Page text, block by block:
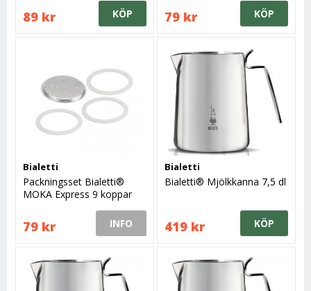
89 kr KÖP 79 kr KÖP
Bialetti
Packningsset Bialetti®
MOKA Express 9 koppar
79 kr INFO
Bialetti
Bialetti® Mjölkkanna 7,5 dl
419 kr KÖP